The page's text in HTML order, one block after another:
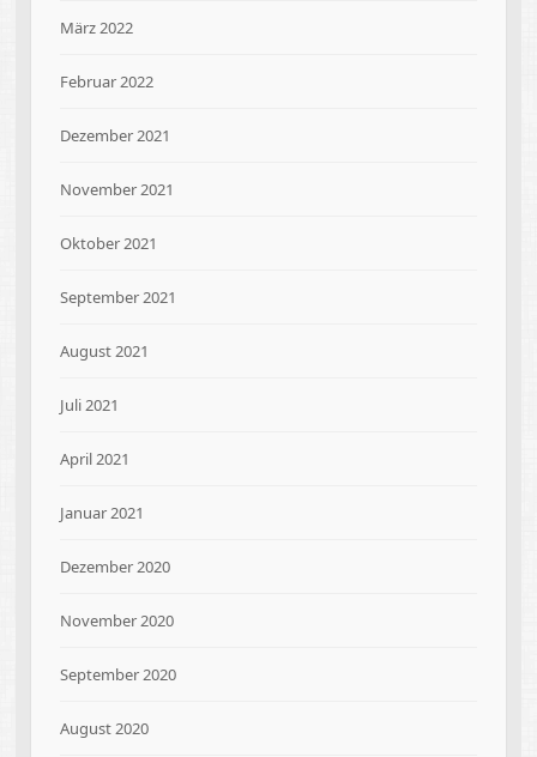
März 2022
Februar 2022
Dezember 2021
November 2021
Oktober 2021
September 2021
August 2021
Juli 2021
April 2021
Januar 2021
Dezember 2020
November 2020
September 2020
August 2020